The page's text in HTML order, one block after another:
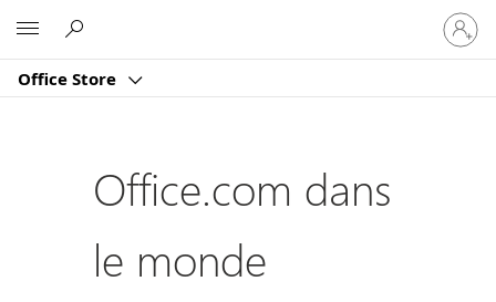
Office Store
vous
à
compte
Office.com dans
le monde